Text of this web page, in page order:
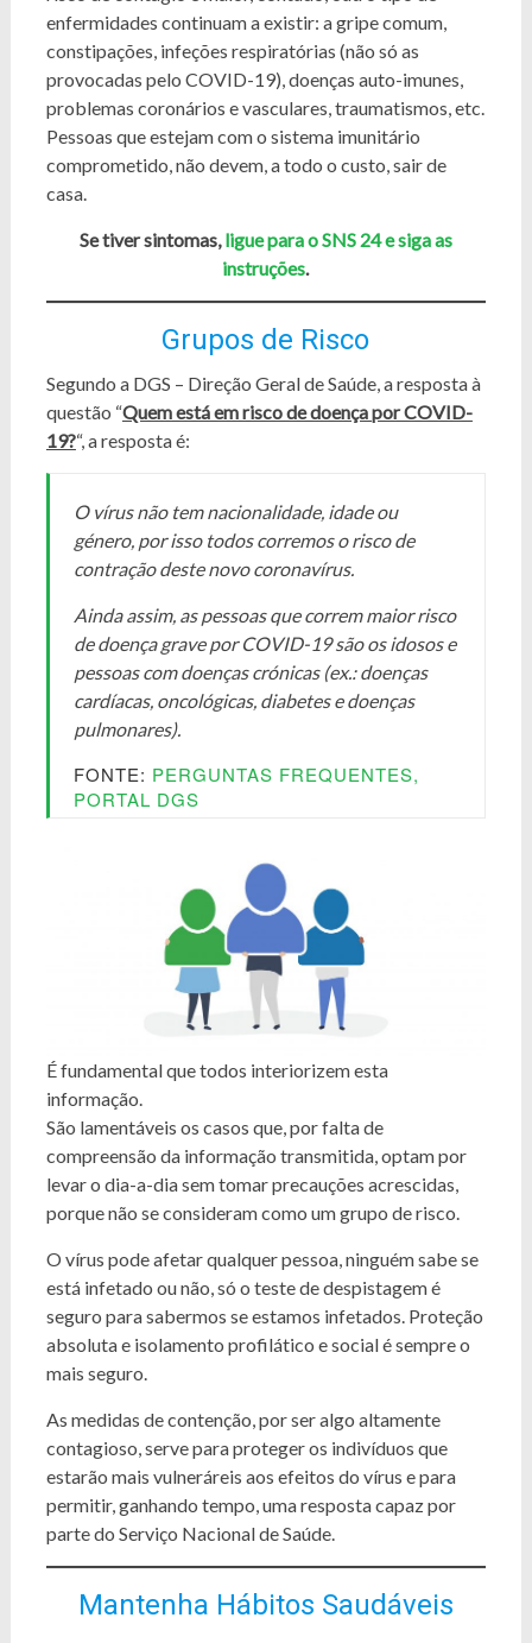
enfermidades continuam a existir: a gripe comum,
constipações, infeções respiratórias (não só as
provocadas pelo COVID-19), doenças auto-imunes,
problemas coronários e vasculares, traumatismos, etc.
Pessoas que estejam com o sistema imunitário
comprometido, não devem, a todo o custo, sair de
casa.
Se tiver sintomas,ligue para o SNS 24 e siga as
instruções.
Grupos de Risco
Segundo a DGS – Direção Geral de Saúde, a resposta à
questão “Quem está em risco de doença por COVID-
19?“, a resposta é:
O vírus não tem nacionalidade, idade ou
género, por isso todos corremos o risco de
contração deste novo coronavírus.
Ainda assim, as pessoas que correm maior risco
de doença grave por COVID-19 são os idosos e
pessoas com doenças crónicas (ex.: doenças
cardíacas, oncológicas, diabetes e doenças
pulmonares).
FONTE: PERGUNTAS FREQUENTES,
PORTAL DGS
É fundamental que todos interiorizem esta
informação.
São lamentáveis os casos que, por falta de
compreensão da informação transmitida, optam por
levar o dia-a-dia sem tomar precauções acrescidas,
porque não se consideram como um grupo de risco.
O vírus pode afetar qualquer pessoa, ninguém sabe se
está infetado ou não, só o teste de despistagem é
seguro para sabermos se estamos infetados. Proteção
absoluta e isolamento profilático e social é sempre o
mais seguro.
As medidas de contenção, por ser algo altamente
contagioso, serve para proteger os indivíduos que
estarão mais vulneráreis aos efeitos do vírus e para
permitir, ganhando tempo, uma resposta capaz por
parte do Serviço Nacional de Saúde.
Mantenha Hábitos Saudáveis